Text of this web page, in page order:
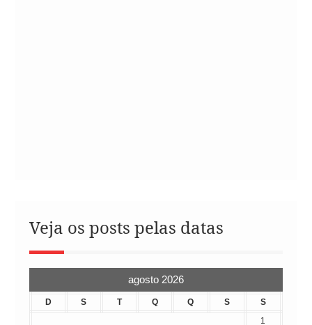
Veja os posts pelas datas
agosto 2026
D S T Q Q S
S
1